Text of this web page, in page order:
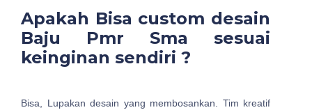
Apakah Bisa custom desain
Baju Pmr Sma sesuai
keinginan sendiri ?
Bisa, Lupakan desain yang membosankan. Tim kreatif